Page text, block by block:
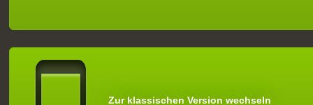
Zur klassischen Version wechseln